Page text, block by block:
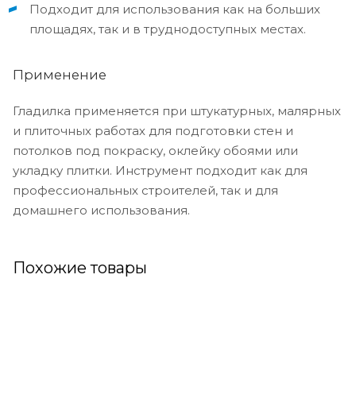
Подходит для использования как на больших
площадях, так и в труднодоступных местах.
Применение
Гладилка применяется при штукатурных, малярных
и плиточных работах для подготовки стен и
потолков под покраску, оклейку обоями или
укладку плитки. Инструмент подходит как для
профессиональных строителей, так и для
домашнего использования.
Похожие товары